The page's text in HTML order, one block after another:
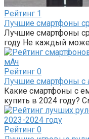
Рейтинг 1
Лучшие смартфоны
Лучшие смартфоны
году Не каждый
Рейтинг 0
Лучшие смартфоны с
Какие смартфоны с
купить в 2024 году?
Рейтинг 0